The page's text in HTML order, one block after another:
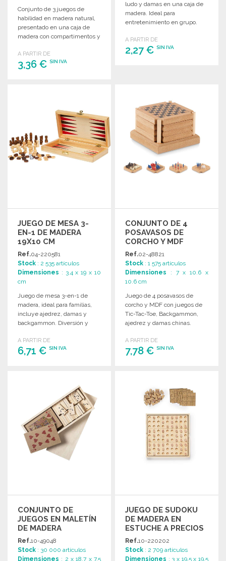
Conjunto de 3 juegos de
habilidad en madera natural,
presentado en una caja de
madera con compartimentos y
A PARTIR DE
3,36 € SIN IVA
ludo y damas en una caja de
madera. Ideal para
entretenimiento en grupo.
A PARTIR DE
2,27 €SIN IVA
JUEGO DE MESA 3-
EN-1 DE MADERA
19X10 CM
Ref.04-220581
Stock : 2 535 artículos
Dimensiones : 3.4 x 19 x 10
cm
Juego de mesa 3-en-1 de
madera, ideal para familias,
incluye ajedrez, damas y
backgammon. Diversión y
A PARTIR DE
6,71 € SIN IVA
Solicitar un presupuesto
CONJUNTO DE 4
POSAVASOS DE
CORCHO Y MDF
Ref.02-48821
Stock : 1 575 artículos
Dimensiones : 7 x 10.6 x
10.6 cm
Juego de 4 posavasos de
corcho y MDF con juegos de
Tic-Tac-Toe, Backgammon,
ajedrez y damas chinas.
A PARTIR DE
7,78 €SIN IVA
Solicitar un presupuesto
CONJUNTO DE
JUEGOS EN MALETÍN
DE MADERA
Ref.10-49048
Stock : 30 000 artículos
Dimensiones : 2 x 18.7 x 7.5
JUEGO DE SUDOKU
DE MADERA EN
ESTUCHE A PRECIOS
DE MAYORISTA
Ref.10-220202
Stock : 2 709 artículos
Dimensiones : 3 x 19.5 x 19.5